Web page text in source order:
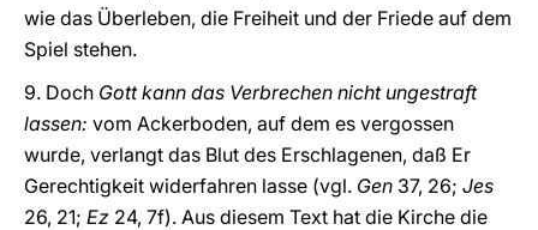
wie das Überleben, die Freiheit und der Friede auf dem
Spiel stehen.
9. Doch Gott kann das Verbrechen nicht ungestraft
lassen: vom Ackerboden, auf dem es vergossen
wurde, verlangt das Blut des Erschlagenen, daß Er
Gerechtigkeit widerfahren lasse (vgl. Gen 37, 26; Jes
26, 21; Ez 24, 7f). Aus diesem Text hat die Kirche die